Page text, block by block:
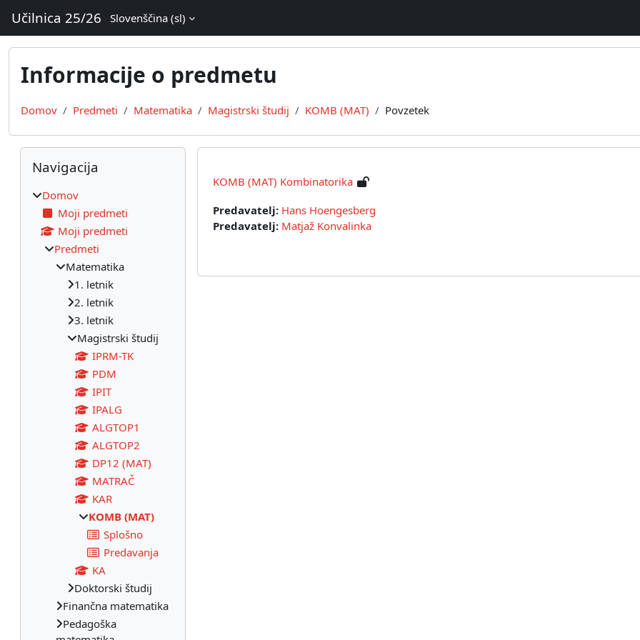
Učilnica 25/26 Slovenščina ‎(sl)‎
Informacije o predmetu
Domov Predmeti Matematika Magistrski študij KOMB (MAT) Povzetek
KOMB (MAT) Kombinatorika
Predavatelj: Hans Hoengesberg
Predavatelj: Matjaž Konvalinka
Bloki
Preskoči Navigacija
Navigacija
Domov
Moji predmeti
Moji predmeti
Predmeti
Matematika
1. letnik
2. letnik
3. letnik
Magistrski študij
IPRM-TK
PDM
IPIT
IPALG
ALGTOP1
ALGTOP2
DP12 (MAT)
MATRAČ
KAR
KOMB (MAT)
Splošno
Predavanja
KA
Doktorski študij
Finančna matematika
Pedagoška